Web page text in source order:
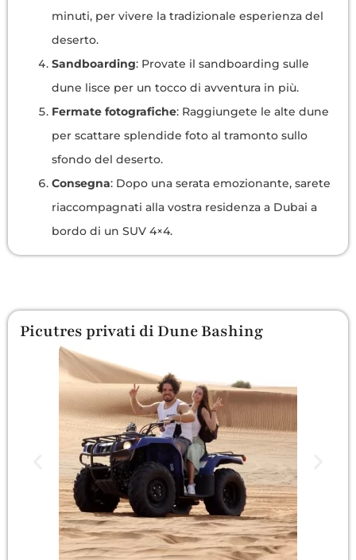
minuti, per vivere la tradizionale esperienza del
deserto.
Sandboarding: Provate il sandboarding sulle
dune lisce per un tocco di avventura in più.
Fermate fotografiche: Raggiungete le alte dune
per scattare splendide foto al tramonto sullo
sfondo del deserto.
Consegna: Dopo una serata emozionante, sarete
riaccompagnati alla vostra residenza a Dubai a
bordo di un SUV 4×4.
Picutres privati di Dune Bashing